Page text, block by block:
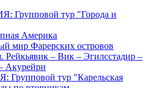
Групповой тур "Города и
Америка
мир Фарерских островов
Рейкьявик – Вик – Эгилсстадир –
Акурейри
Групповой тур "Карельская